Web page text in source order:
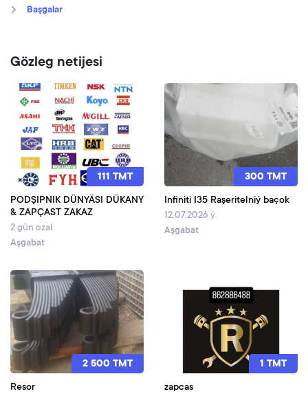
Başgalar
Gözleg netijesi
111 TMT
PODŞIPNIK DÜNÝÄSI DÜKANY
& ZAPÇAST ZAKAZ
2 gün ozal
Aşgabat
300 TMT
Infiniti I35 Raşeritelniý baçok
12.07.2026 ý.
Aşgabat
2 500 TMT
Resor
1 TMT
zapcas